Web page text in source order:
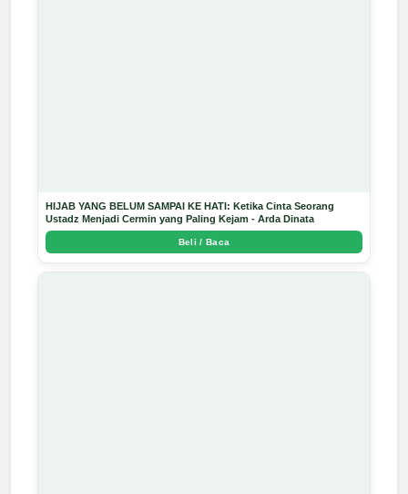
HIJAB YANG BELUM SAMPAI KE HATI: Ketika Cinta Seorang
Ustadz Menjadi Cermin yang Paling Kejam - Arda Dinata
Beli / Baca